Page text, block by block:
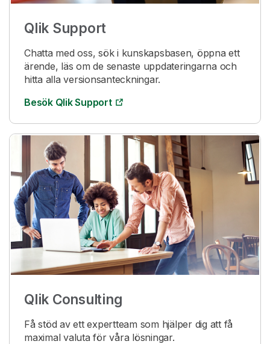
Qlik Support
Chatta med oss, sök i kunskapsbasen, öppna ett
ärende, läs om de senaste uppdateringarna och
hitta alla versionsanteckningar.
Besök QlikSupport
Qlik Consulting
Få stöd av ett expertteam som hjälper dig att få
maximal valuta för våra lösningar.